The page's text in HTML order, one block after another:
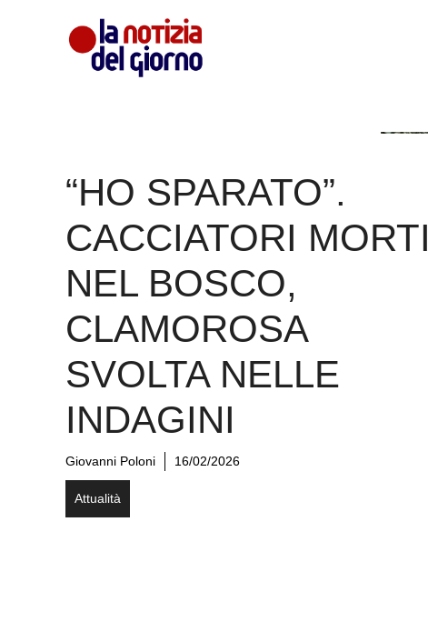
“HO SPARATO”.
CACCIATORI MORTI
NEL BOSCO,
CLAMOROSA
SVOLTA NELLE
INDAGINI
Giovanni Poloni 16/02/2026
Attualità